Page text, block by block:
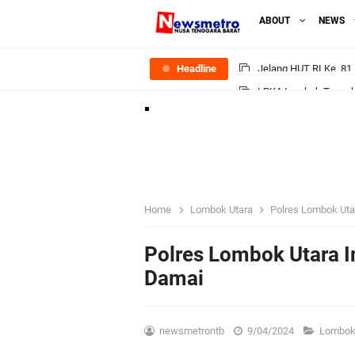
ABOUT NEWS
Headline LPKA Lombok
Jelang HUT RI
Polres Lombok
Home Lombok Utara Polres Lombok
Polres Lombok Utara
Damai
newsmetrontb 9/04/2024